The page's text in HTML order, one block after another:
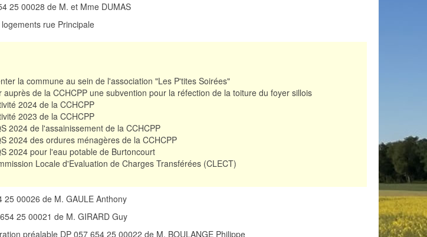
25 00028 de M. et Mme DUMAS
rue Principale
la commune au sein de l'association "Les P'tites Soirées"
de la CCHCPP une subvention pour la réfection de la toiture du foyer sillois
2024 de la CCHCPP
2023 de la CCHCPP
2024 de l'assainissement de la CCHCPP
2024 des ordures ménagères de la CCHCPP
2024 pour l'eau potable de Burtoncourt
Locale d'Evaluation de Charges Transférées (CLECT)
00026 de M. GAULE Anthony
25 00021 de M. GIRARD Guy
préalable DP 057 654 25 00022 de M. BOULANGE Philippe